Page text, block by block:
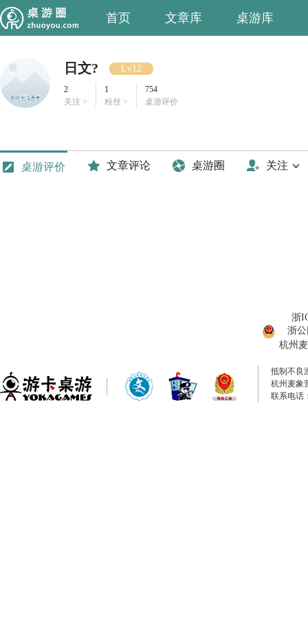
首页 文章库 桌游库
日文? Lv12
2
关注 >
1
粉丝 >
754
桌游评价
桌游评价 文章评论 桌游圈 关注
浙
浙公
杭州
抵制不良
杭州麦象
联系电话